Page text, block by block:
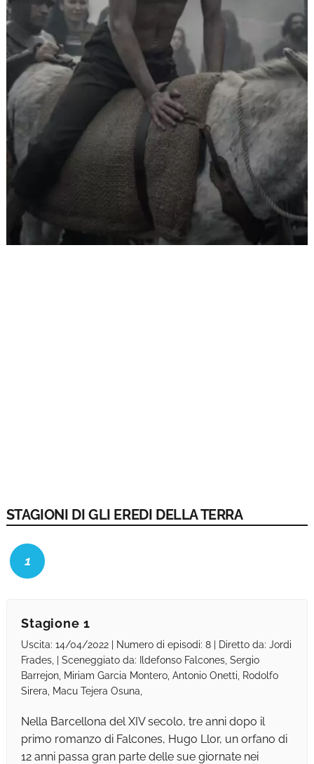
STAGIONI DI GLI EREDI DELLA TERRA
1
Stagione 1
Uscita: 14/04/2022 | Numero di episodi: 8 | Diretto da: Jordi
Frades, | Sceneggiato da: Ildefonso Falcones, Sergio
Barrejon, Miriam Garcia Montero, Antonio Onetti, Rodolfo
Sirera, Macu Tejera Osuna,
Nella Barcellona del XIV secolo, tre anni dopo il
primo romanzo di Falcones, Hugo Llor, un orfano di
12 anni passa gran parte delle sue giornate nei